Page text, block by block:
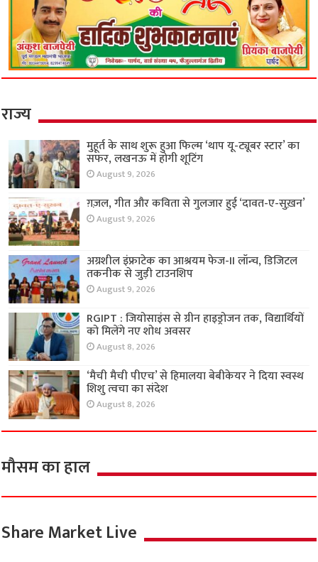
राज्य
मुहूर्त के साथ शुरू हुआ फिल्म ‘थाप यू-ट्यूबर स्टार’ का
सफर, लखनऊ में होगी शूटिंग
August 9, 2026
ग़ज़ल, गीत और कविता से गुलजार हुई ‘दावत-ए-सुख़न’
August 9, 2026
अग्रशील इंफ्राटेक का आश्रयम फेज-II लॉन्च, डिजिटल
तकनीक से जुड़ी टाउनशिप
August 9, 2026
RGIPT : जियोसाइंस से ग्रीन हाइड्रोजन तक, विद्यार्थियों
को मिलेंगे नए शोध अवसर
August 8, 2026
‘मैची मैची पीएच’ से हिमालया बेबीकेयर ने दिया स्वस्थ
शिशु त्वचा का संदेश
August 8, 2026
मौसम का हाल
Share Market Live